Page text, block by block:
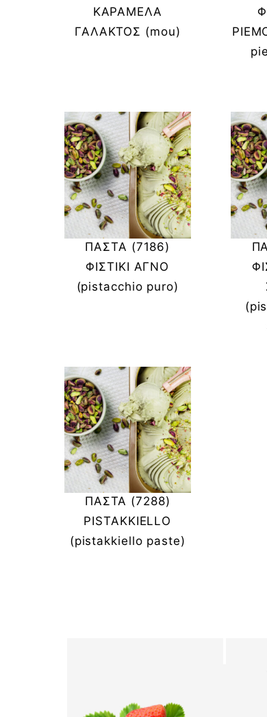
ΚΑΡΑΜΕΛΑ
ΓΑΛΑΚΤΟΣ (mou)
ΠΑΣΤΑ (7186)
ΦΙΣΤΙΚΙ ΑΓΝΟ
(pistacchio puro)
ΠΑΣΤΑ (7288)
PISTAKKIELLO
(pistakkiello paste)